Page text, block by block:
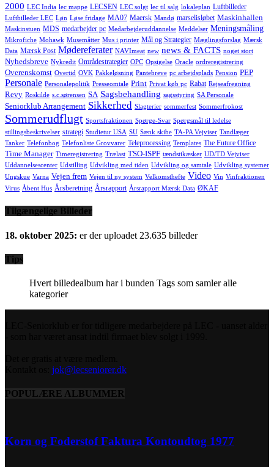
2000 LEC India lec mappe LECSEN LEC solgt lec til salg lokaleplan Luftbilleder
Luftbilleder LEC Løn Løse fridage MA07 Maersk Mandø marselisløbet Maskinhallen
Maskinstuen MDS medarbejder pc Medarbejderuddannelse Meddelser Meningsmåling
Mikrofiche Mohawk Musemåtter Mus i printer Mål og Strategier Mæglingsforslag Mærsk
Data Mærsk Post Mødereferater NAVImeat new news & FACTS noget stort
Nyhedsbreve Nykredit Områdestrategier OPC Opsigelse Oracle ordreregistrering
Overenskomst Overtid OVK Pakkeløsning Pantebreve pc arbejdsplads Pension PEP
Personale Personalepolitik Presseomtale Print Privat køb pc Rabat Rejseafregning
Revy Roskilde s.c.sørensen SA Sagsbehandling sagsstyring SA Personale
Seniorklub Arrangement Sikkerhed Slagterier sommerfest Sommerfrokost
Sommerudflugt Sportsfraktionen Spørge-Svar Spørgsmål til ledelse
stillingsbeskrivelser strategi Studietur USA SU Sænk skibe TA-PA Vejviser Tandlæger
Tanker Telefonbog Telefonliste Grovvarer Teleprocessing Templates The Future Office
Time Manager Timeregistrering Trælast TSO-ISPF tændstikæsker UD/TD Vejviser
Uddannelsescenter Udstilling Udvikling med tiden Udvikling og samtale Udvikling systemer
Ungskue Varna Vejen frem Vejen til ny system Velkomsthefte Video Vin Vinfraktionen
Virus Åbent Hus Årsberetning Årsrapport Årsrapport Mærsk Data ØKAF
Tilgængelige Billeder
18. oktober 2025: er der uploadet 23.635 billeder
Tips
Hvert billedealbum har i bunden Tags som samler alle
kategorier
jok@lecseniorer.dk
POPULÆRE ALBUMMER
Korn og Foderstof Faktura Kontoudtog 1977